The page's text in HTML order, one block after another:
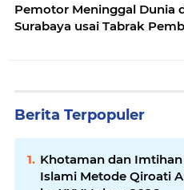
Pemotor Meninggal Dunia
Surabaya usai Tabrak
Berita Terpopuler
Khotaman dan Imtihan
Islami Metode Qiroati